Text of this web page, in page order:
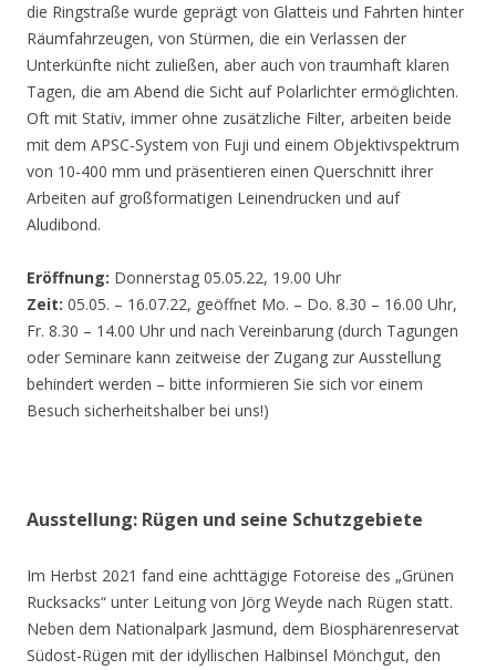
die Ringstraße wurde geprägt von Glatteis und Fahrten hinter
Räumfahrzeugen, von Stürmen, die ein Verlassen der
Unterkünfte nicht zuließen, aber auch von traumhaft klaren
Tagen, die am Abend die Sicht auf Polarlichter ermöglichten.
Oft mit Stativ, immer ohne zusätzliche Filter, arbeiten beide
mit dem APSC-System von Fuji und einem Objektivspektrum
von 10-400 mm und präsentieren einen Querschnitt ihrer
Arbeiten auf großformatigen Leinendrucken und auf
Aludibond.
Eröffnung: Donnerstag 05.05.22, 19.00 Uhr
Zeit: 05.05. – 16.07.22, geöffnet Mo. – Do. 8.30 – 16.00 Uhr,
Fr. 8.30 – 14.00 Uhr und nach Vereinbarung (durch Tagungen
oder Seminare kann zeitweise der Zugang zur Ausstellung
behindert werden – bitte informieren Sie sich vor einem
Besuch sicherheitshalber bei uns!)
Ausstellung: Rügen und seine Schutzgebiete
Im Herbst 2021 fand eine achttägige Fotoreise des „Grünen
Rucksacks“ unter Leitung von Jörg Weyde nach Rügen statt.
Neben dem Nationalpark Jasmund, dem Biosphärenreservat
Südost-Rügen mit der idyllischen Halbinsel Mönchgut, den